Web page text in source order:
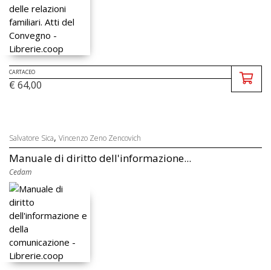
CARTACEO
€ 64,00
Salvatore Sica, Vincenzo Zeno Zencovich
Manuale di diritto dell'informazione...
Cedam